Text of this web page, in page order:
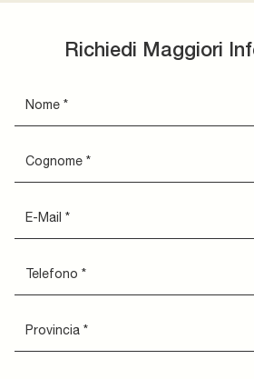
Richiedi Maggiori